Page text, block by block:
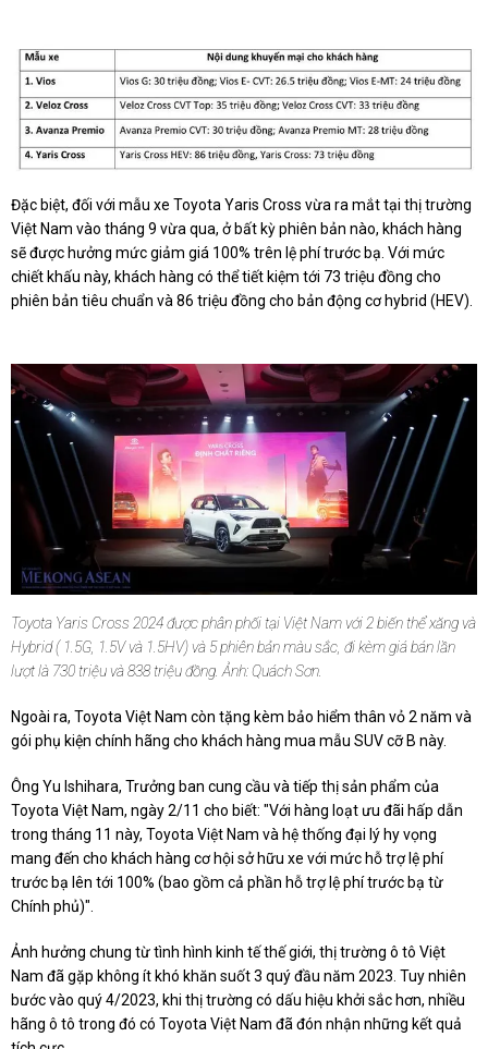
Đặc biệt, đối với mẫu xe Toyota Yaris Cross vừa ra mắt tại thị trường
Việt Nam vào tháng 9 vừa qua, ở bất kỳ phiên bản nào, khách hàng
sẽ được hưởng mức giảm giá 100% trên lệ phí trước bạ. Với mức
chiết khấu này, khách hàng có thể tiết kiệm tới 73 triệu đồng cho
phiên bản tiêu chuẩn và 86 triệu đồng cho bản động cơ hybrid (HEV).
Toyota Yaris Cross 2024 được phân phối tại Việt Nam với 2 biến thể xăng và
Hybrid ( 1.5G, 1.5V và 1.5HV) và 5 phiên bản màu sắc, đi kèm giá bán lần
lượt là 730 triệu và 838 triệu đồng. Ảnh: Quách Sơn.
Ngoài ra, Toyota Việt Nam còn tặng kèm bảo hiểm thân vỏ 2 năm và
gói phụ kiện chính hãng cho khách hàng mua mẫu SUV cỡ B này.
Ông Yu Ishihara, Trưởng ban cung cầu và tiếp thị sản phẩm của
Toyota Việt Nam, ngày 2/11 cho biết: "Với hàng loạt ưu đãi hấp dẫn
trong tháng 11 này, Toyota Việt Nam và hệ thống đại lý hy vọng
mang đến cho khách hàng cơ hội sở hữu xe với mức hỗ trợ lệ phí
trước bạ lên tới 100% (bao gồm cả phần hỗ trợ lệ phí trước bạ từ
Chính phủ)".
Ảnh hưởng chung từ tình hình kinh tế thế giới, thị trường ô tô Việt
Nam đã gặp không ít khó khăn suốt 3 quý đầu năm 2023. Tuy nhiên
bước vào quý 4/2023, khi thị trường có dấu hiệu khởi sắc hơn, nhiều
hãng ô tô trong đó có Toyota Việt Nam đã đón nhận những kết quả